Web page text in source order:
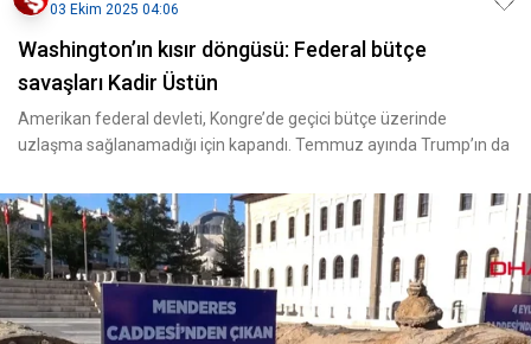
03 Ekim 2025 04:06
Washington’ın kısır döngüsü: Federal bütçe
savaşları Kadir Üstün
Amerikan federal devleti, Kongre’de geçici bütçe üzerinde
uzlaşma sağlanamadığı için kapandı. Temmuz ayında Trump’ın da